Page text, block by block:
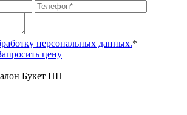
персональных данных.*
цену
Букет НН